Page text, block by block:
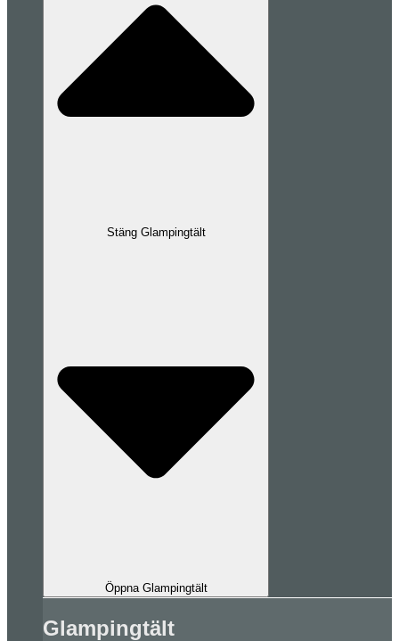
Stäng Glampingtält
Öppna Glampingtält
Glampingtält